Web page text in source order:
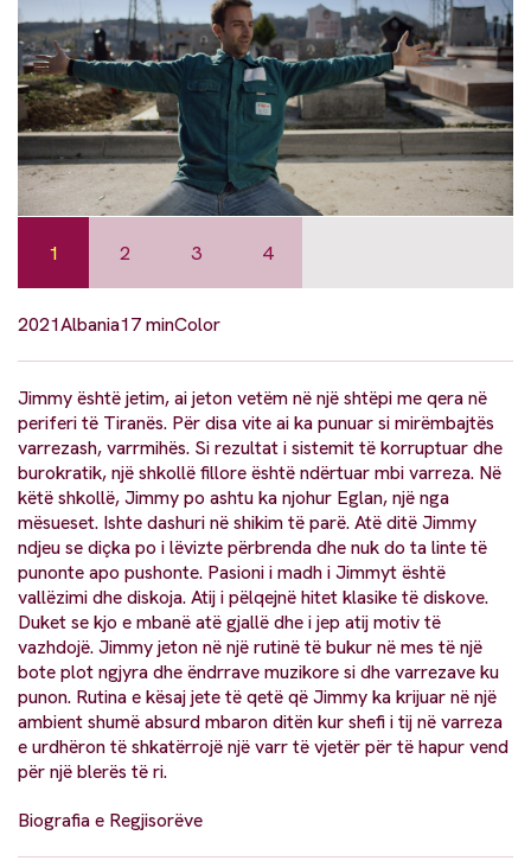
1 2 3 4
2021Albania17 minColor
Jimmy është jetim, ai jeton vetëm në një shtëpi me qera në
periferi të Tiranës. Për disa vite ai ka punuar si mirëmbajtës
varrezash, varrmihës. Si rezultat i sistemit të korruptuar dhe
burokratik, një shkollë fillore është ndërtuar mbi varreza. Në
këtë shkollë, Jimmy po ashtu ka njohur Eglan, një nga
mësueset. Ishte dashuri në shikim të parë. Atë ditë Jimmy
ndjeu se diçka po i lëvizte përbrenda dhe nuk do ta linte të
punonte apo pushonte. Pasioni i madh i Jimmyt është
vallëzimi dhe diskoja. Atij i pëlqejnë hitet klasike të diskove.
Duket se kjo e mbanë atë gjallë dhe i jep atij motiv të
vazhdojë. Jimmy jeton në një rutinë të bukur në mes të një
bote plot ngjyra dhe ëndrrave muzikore si dhe varrezave ku
punon. Rutina e kësaj jete të qetë që Jimmy ka krijuar në një
ambient shumë absurd mbaron ditën kur shefi i tij në varreza
e urdhëron të shkatërrojë një varr të vjetër për të hapur vend
për një blerës të ri.
Biografia e Regjisorëve